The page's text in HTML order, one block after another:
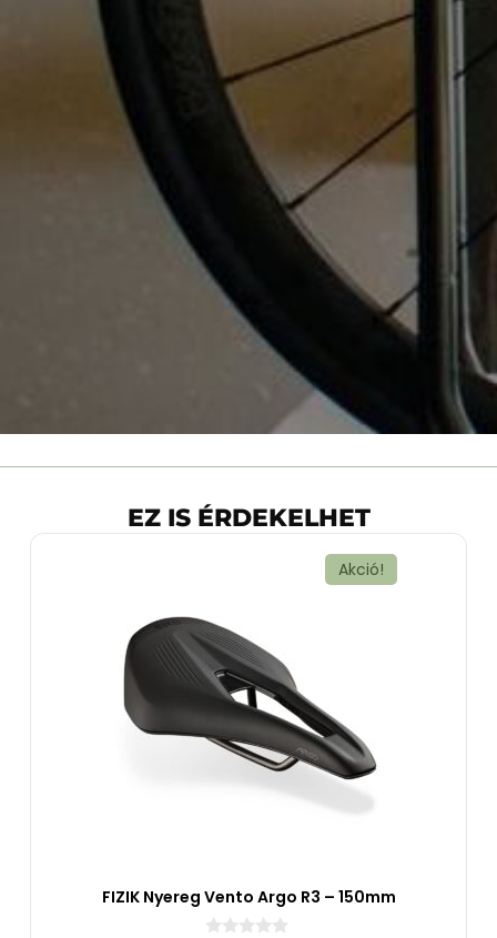
EZ IS ÉRDEKELHET
Akció!
FIZIK Nyereg Vento Argo R3 – 150mm